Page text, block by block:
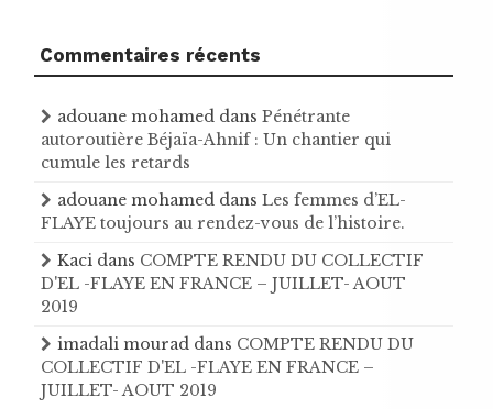
Commentaires récents
adouane mohamed dans Pénétrante
autoroutière Béjaïa-Ahnif : Un chantier qui
cumule les retards
adouane mohamed dans Les femmes d’EL-
FLAYE toujours au rendez-vous de l’histoire .
Kaci dans COMPTE RENDU DU COLLECTIF
D'EL -FLAYE EN FRANCE – JUILLET- AOUT
2019
imadali mourad dans COMPTE RENDU DU
COLLECTIF D'EL -FLAYE EN FRANCE –
JUILLET- AOUT 2019